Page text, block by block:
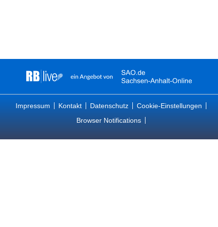
Impressum Kontakt Datenschutz
Cookie-Einstellungen
Browser Notifications